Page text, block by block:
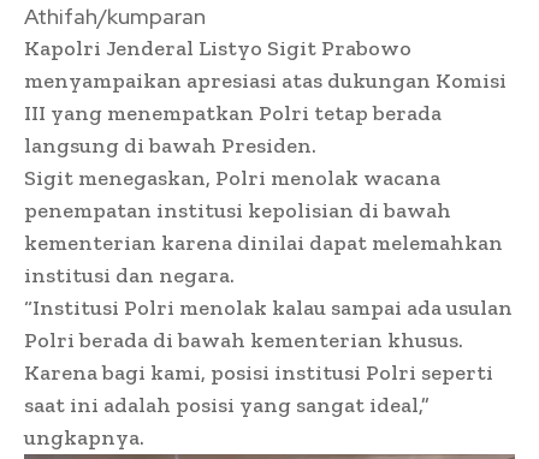
Athifah/kumparan
Kapolri Jenderal Listyo Sigit Prabowo
menyampaikan apresiasi atas dukungan Komisi
III yang menempatkan Polri tetap berada
langsung di bawah Presiden.
Sigit menegaskan, Polri menolak wacana
penempatan institusi kepolisian di bawah
kementerian karena dinilai dapat melemahkan
institusi dan negara.
“Institusi Polri menolak kalau sampai ada usulan
Polri berada di bawah kementerian khusus.
Karena bagi kami, posisi institusi Polri seperti
saat ini adalah posisi yang sangat ideal,”
ungkapnya.